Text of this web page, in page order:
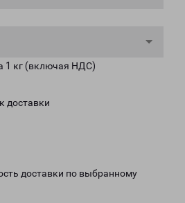
1 кг (включая НДС)
доставки
доставки по выбранному